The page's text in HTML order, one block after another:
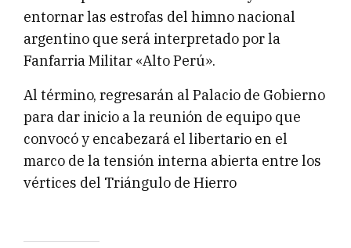
entornar las estrofas del himno nacional
argentino que será interpretado por la
Fanfarria Militar «Alto Perú».
Al término, regresarán al Palacio de Gobierno
para dar inicio a la reunión de equipo que
convocó y encabezará el libertario en el
marco de la tensión interna abierta entre los
vértices del Triángulo de Hierro